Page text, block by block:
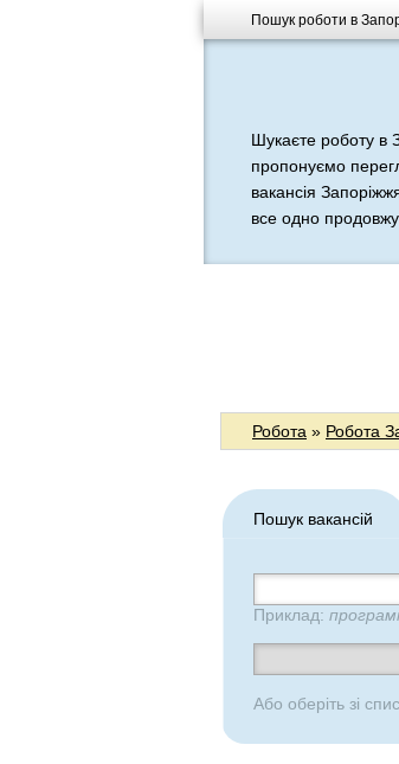
Пошук роботи в
Шукаєте роботу в
пропонуємо
вакансія
все одно
Робота » Робота
Пошук вакансій
Приклад:
Або оберіть зі